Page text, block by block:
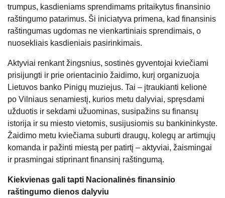
trumpus, kasdieniams sprendimams pritaikytus finansinio
raštingumo patarimus. Ši iniciatyva primena, kad finansinis
raštingumas ugdomas ne vienkartiniais sprendimais, o
nuosekliais kasdieniais pasirinkimais.
Aktyviai renkant žingsnius, sostinės gyventojai kviečiami
prisijungti ir prie orientacinio žaidimo, kurį organizuoja
Lietuvos banko Pinigų muziejus. Tai – įtraukianti kelionė
po Vilniaus senamiestį, kurios metu dalyviai, spręsdami
užduotis ir sekdami užuominas, susipažins su finansų
istorija ir su miesto vietomis, susijusiomis su bankininkyste.
Žaidimo metu kviečiama suburti draugų, kolegų ar artimųjų
komanda ir pažinti miestą per patirtį – aktyviai, žaismingai
ir prasmingai stiprinant finansinį raštingumą.
Kiekvienas gali tapti Nacionalinės finansinio
raštingumo dienos dalyviu